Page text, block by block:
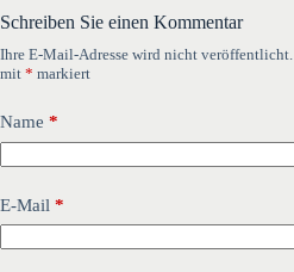
Schreiben Sie einen Kommentar
Ihre E-Mail-Adresse wird nicht veröffentlicht.
mit * markiert
Name *
E-Mail *